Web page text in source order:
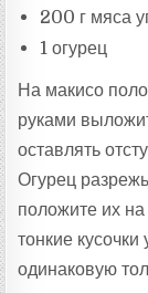
200 г мяса
1 огурец
На макисо
руками
оставлять
Огурец
положите их
тонкие
одинаковую